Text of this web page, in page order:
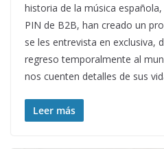
historia de la música
PIN de B2B, han creado un
se les entrevista en exclusiva,
regreso temporalmente al
nos cuenten detalles de sus
Leer más